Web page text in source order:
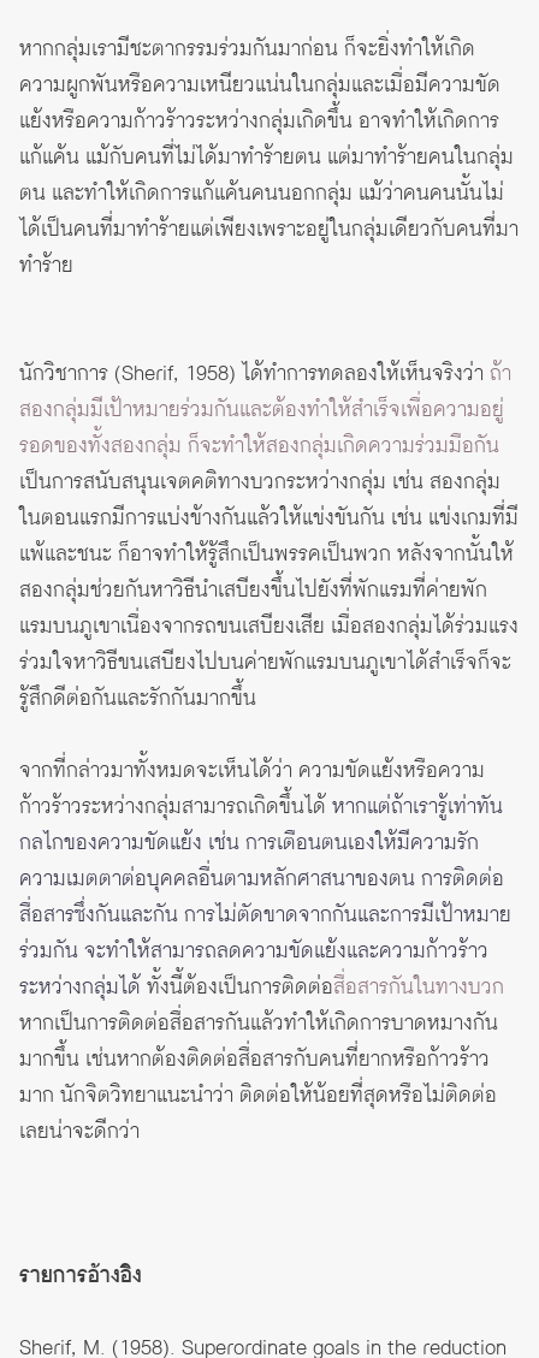
หากกลุ่มเรามีชะตากรรมร่วมกันมาก่อน ก็จะยิ่งทำให้เกิด
ความผูกพันหรือความเหนียวแน่นในกลุ่มและเมื่อมีความขัด
แย้งหรือความก้าวร้าวระหว่างกลุ่มเกิดขึ้น อาจทำให้เกิดการ
แก้แค้น แม้กับคนที่ไม่ได้มาทำร้ายตน แต่มาทำร้ายคนในกลุ่ม
ตน และทำให้เกิดการแก้แค้นคนนอกกลุ่ม แม้ว่าคนคนนั้นไม่
ได้เป็นคนที่มาทำร้ายแต่เพียงเพราะอยู่ในกลุ่มเดียวกับคนที่มา
ทำร้าย
นักวิชาการ (Sherif, 1958) ได้ทำการทดลองให้เห็นจริงว่า ถ้า
สองกลุ่มมีเป้าหมายร่วมกันและต้องทำให้สำเร็จเพื่อความอยู่
รอดของทั้งสองกลุ่ม ก็จะทำให้สองกลุ่มเกิดความร่วมมือกัน
เป็นการสนับสนุนเจตคติทางบวกระหว่างกลุ่ม เช่น สองกลุ่ม
ในตอนแรกมีการแบ่งข้างกันแล้วให้แข่งขันกัน เช่น แข่งเกมที่มี
แพ้และชนะ ก็อาจทำให้รู้สึกเป็นพรรคเป็นพวก หลังจากนั้นให้
สองกลุ่มช่วยกันหาวิธีนำเสบียงขึ้นไปยังที่พักแรมที่ค่ายพัก
แรมบนภูเขาเนื่องจากรถขนเสบียงเสีย เมื่อสองกลุ่มได้ร่วมแรง
ร่วมใจหาวิธีขนเสบียงไปบนค่ายพักแรมบนภูเขาได้สำเร็จก็จะ
รู้สึกดีต่อกันและรักกันมากขึ้น
จากที่กล่าวมาทั้งหมดจะเห็นได้ว่า ความขัดแย้งหรือความ
ก้าวร้าวระหว่างกลุ่มสามารถเกิดขึ้นได้หากแต่ถ้าเรารู้เท่าทัน
กลไกของความขัดแย้ง เช่น การเตือนตนเองให้มีความรัก
ความเมตตาต่อบุคคลอื่นตามหลักศาสนาของตน การติดต่อ
สื่อสารซึ่งกันและกัน การไม่ตัดขาดจากกันและการมีเป้าหมาย
ร่วมกัน จะทำให้สามารถลดความขัดแย้งและความก้าวร้าว
ระหว่างกลุ่มได้ทั้งนี้ต้องเป็นการติดต่อสื่อสารกันในทางบวก
หากเป็นการติดต่อสื่อสารกันแล้วทำให้เกิดการบาดหมางกัน
มากขึ้น เช่นหากต้องติดต่อสื่อสารกับคนที่ยากหรือก้าวร้าว
มาก นักจิตวิทยาแนะนำว่า ติดต่อให้น้อยที่สุดหรือไม่ติดต่อ
เลยน่าจะดีกว่า
รายการอ้างอิง
Sherif, M. (1958). Superordinate goals in the reduction